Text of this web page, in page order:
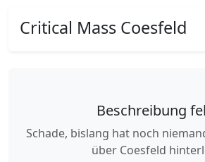
Critical Mass Coesfeld
Beschreibung
Schade, bislang hat noch
über Coesfeld